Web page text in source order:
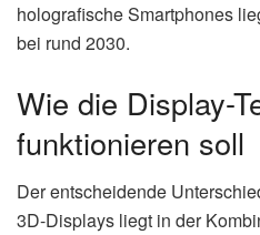
holografische Smartphones
bei rund 2030.
Wie die Display-
funktionieren soll
Der entscheidende
3D-Displays liegt in der